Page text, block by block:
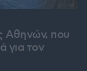
Αθηνών, που
για τον